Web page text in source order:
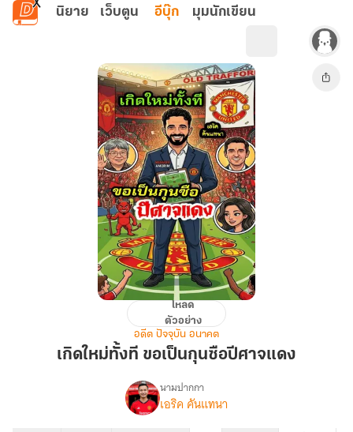
ข้ามไปยังเนื้อหาหลัก
นิยาย เว็บตูน อีบุ๊ก มุมนักเขียน
ทั้งที
กุนซือ
โหลด
ตัวอย่าง
อดีต ปัจจุบัน อนาคต
เกิดใหม่ทั้งที ขอเป็นกุนซือปีศาจแดง
เรื่อง
นามปากกา
เอริค คันแทนา